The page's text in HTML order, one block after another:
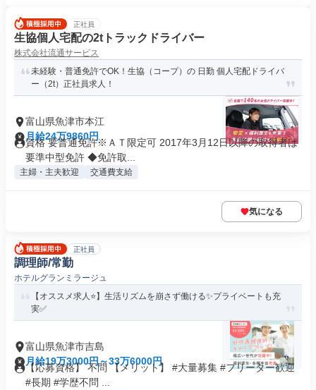
正社員
生協個人宅配の2tトラックドライバー
株式会社流通サービス
未経験・普通免許でOK！生協（コープ）の 日勤 個人宅配ドライバ
ー（2t）正社員求人！
富山県魚津市本江
月給24万9860円
資格 要普通免許※ＡＴ限定可 2017年3月12日以降の取得者は
要準中型免許 ◆免許取...
主婦・主夫歓迎 交通費支給
気になる
正社員
調理師/常勤
ホテルグランミラージュ
【オススメ求人⭐️】生活リズムを崩さず働ける✨プライベートも充
実✅️
富山県魚津市吉島
月給19万3000円～33万6000円
【応募資格】 不問 【メリット】 #大量募集 #フリーター歓迎
#長期 #学歴不問 ...